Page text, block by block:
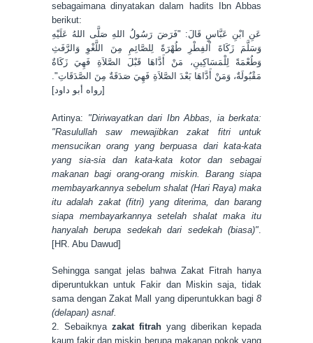
sebagaimana dinyatakan dalam hadits Ibn Abbas
berikut:
عَنِ ابْنِ عَبَّاسٍ قَالَ: "فَرَضَ رَسُولُ اللهِ صَلَّى اللهُ عَلَيْهِ
وَسَلَّمَ زَكَاةَ اْلفِطْرِ طُهْرَةً لِلصَّائِمِ مِنَ اللَّغْوِ وَالرَّفَثِ
وَطُعْمَةً لِلْمَسَاكِينِ، مَنْ أَدَّاهَا قَبْلَ الصَّلاَةِ فَهِيَ زَكَاةٌ
مَقْبُولَةٌ، وَمَنْ أَدَّاهَا بَعْدَ الصَّلاَةِ فَهِيَ صَدَقَةٌ مِنَ الصَّدَقَاتِ".
[رواه أبو داود]
Artinya: "Diriwayatkan dari Ibn Abbas, ia berkata:
"Rasulullah saw mewajibkan zakat fitri untuk
mensucikan orang yang berpuasa dari kata-kata
yang sia-sia dan kata-kata kotor dan sebagai
makanan bagi orang-orang miskin. Barang siapa
membayarkannya sebelum shalat (Hari Raya) maka
itu adalah zakat (fitri) yang diterima, dan barang
siapa membayarkannya setelah shalat maka itu
hanyalah berupa sedekah dari sedekah (biasa)".
[HR. Abu Dawud]
Sehingga sangat jelas bahwa Zakat Fitrah hanya
diperuntukkan untuk Fakir dan Miskin saja, tidak
sama dengan Zakat Mall yang diperuntukkan bagi 8
(delapan) asnaf.
2. Sebaiknya zakat fitrah yang diberikan kepada
kaum fakir dan miskin berupa makanan pokok yang